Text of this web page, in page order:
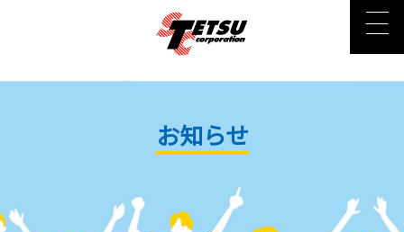
お知らせ